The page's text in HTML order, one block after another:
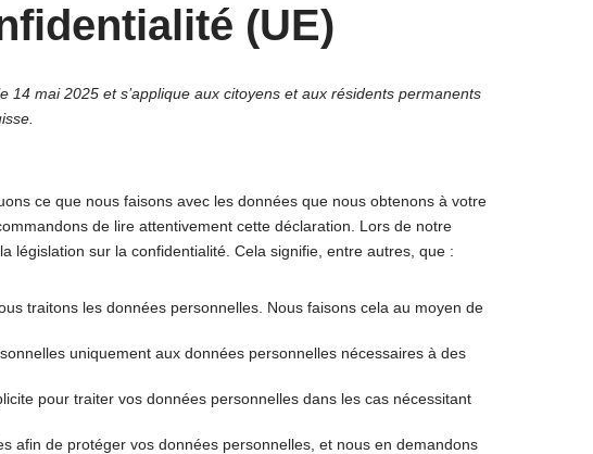
(UE)
mai 2025 et s’applique aux citoyens et aux résidents permanents
ce que nous faisons avec les données que nous obtenons à votre
de lire attentivement cette déclaration. Lors de notre
législation sur la confidentialité. Cela signifie, entre autres, que :
traitons les données personnelles. Nous faisons cela au moyen de
uniquement aux données personnelles nécessaires à des
pour traiter vos données personnelles dans les cas nécessitant
afin de protéger vos données personnelles, et nous en demandons